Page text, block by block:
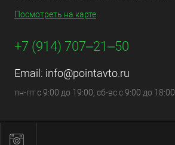
Посмотреть на карте
+7 (914) 707‒21‒50
Email: info@pointavto.ru
пн-пт с 9:00 до 19:00, сб-вс с 9:00 до 18:00